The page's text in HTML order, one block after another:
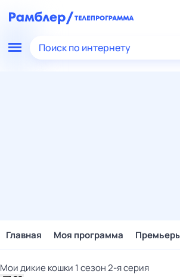
Поиск по интернету
Главная Моя программа
Мои дикие кошки 1 сезон 2-я серия